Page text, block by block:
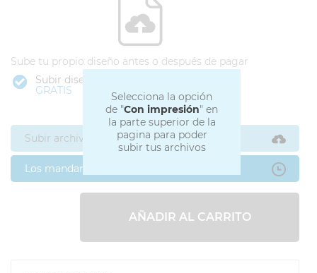
Selecciona la opción
de "Con impresión" en
la parte superior de la
pagina para poder
subir tus archivos
Sube tu propio diseño antes o después de pagar
Subir diseño
GRATIS
Subir archivos ahora
Los mandaré después
AÑADIR AL CARRITO